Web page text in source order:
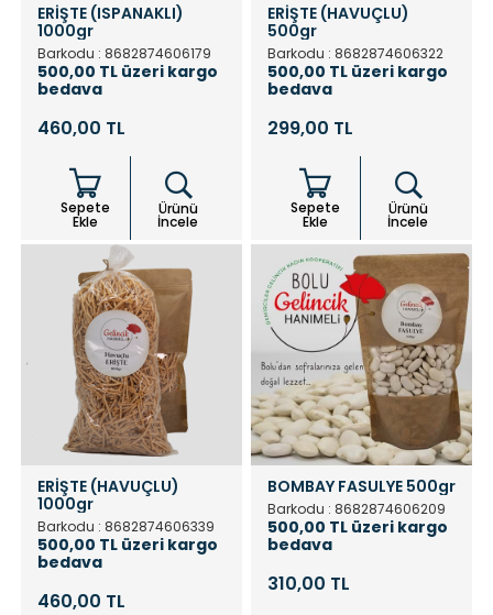
ERİŞTE (ISPANAKLI)
1000gr
Barkodu : 8682874606179
500,00 TL üzeri kargo
bedava
460,00 TL
Sepete
Ekle
Ürünü
İncele
ERİŞTE (HAVUÇLU)
500gr
Barkodu : 8682874606322
500,00 TL üzeri kargo
bedava
299,00 TL
Sepete
Ekle
Ürünü
İncele
ERİŞTE (HAVUÇLU)
1000gr
Barkodu : 8682874606339
500,00 TL üzeri kargo
bedava
460,00 TL
BOMBAY FASULYE 500gr
Barkodu : 8682874606209
500,00 TL üzeri kargo
bedava
310,00 TL